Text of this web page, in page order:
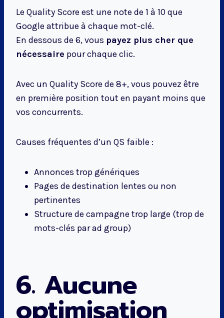
Le Quality Score est une note de 1 à 10 que
Google attribue à chaque mot-clé.
En dessous de 6, vous payez plus cher que
nécessaire pour chaque clic.
Avec un Quality Score de 8+, vous pouvez être
en première position tout en payant moins que
vos concurrents.
Causes fréquentes d’un QS faible :
Annonces trop génériques
Pages de destination lentes ou non
pertinentes
Structure de campagne trop large (trop de
mots-clés par ad group)
6. Aucune
optimisation